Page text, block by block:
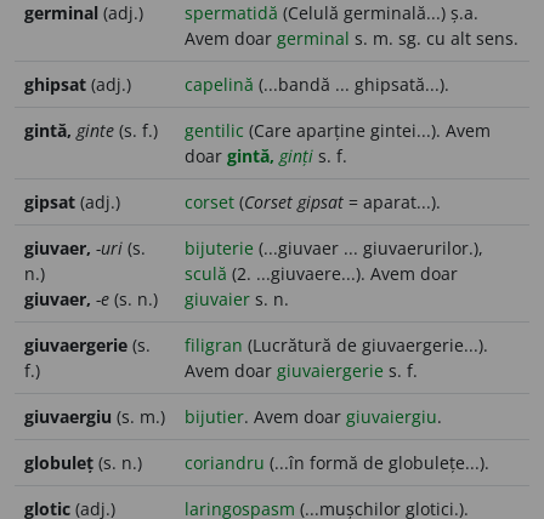
germinal (adj.) spermatidă (Celulă germinală...) ș.a.
Avem doar germinal s. m. sg. cu alt sens.
ghipsat (adj.) capelină (...bandă ... ghipsată...).
gintă, ginte (s. f.) gentilic (Care aparține gintei...). Avem
doar gintă, ginți s. f.
gipsat (adj.) corset (Corset gipsat = aparat...).
giuvaer, -uri (s.
n.)
giuvaer, -e (s. n.)
bijuterie (...giuvaer ... giuvaerurilor.),
sculă (2. ...giuvaere...). Avem doar
giuvaier s. n.
giuvaergerie (s.
f.)
filigran (Lucrătură de giuvaergerie...).
Avem doar giuvaiergerie s. f.
giuvaergiu (s. m.) bijutier. Avem doar giuvaiergiu.
globuleț (s. n.) coriandru (...în formă de globulețe...).
glotic (adj.) laringospasm (...mușchilor glotici.).